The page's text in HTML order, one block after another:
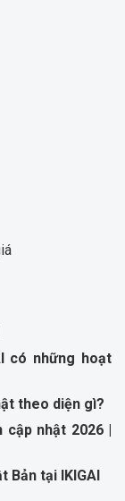
có những hoạt
theo diện gì?
cập nhật 2026 |
Bản tại IKIGAI